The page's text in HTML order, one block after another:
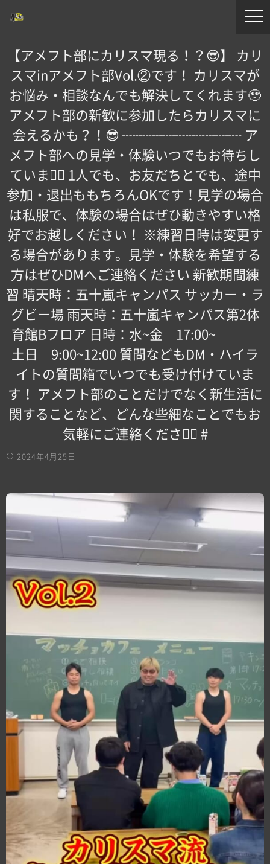
【アメフト部にカリスマ現る！？😎】 カリ
スマinアメフト部Vol.②です！ カリスマが
お悩み・相談なんでも解決してくれます🥹
アメフト部の新歓に参加したらカリスマに
会えるかも？！😎 ┈┈┈┈┈┈┈┈┈ ア
メフト部への見学・体験いつでもお待ちし
ています🏻 1人でも、お友だちとでも、途中
参加・退出ももちろんOKです！見学の場合
は私服で、体験の場合はぜひ動きやすい格
好でお越しください！ ※練習日時は変更す
る場合があります。見学・体験を希望する
方はぜひDMへご連絡ください 新歓期間練
習 晴天時：五十嵐キャンパス サッカー・ラ
グビー場 雨天時：五十嵐キャンパス第2体
育館Bフロア 日時：水~金 17:00~
土日 9:00~12:00 質問などもDM・ハイラ
イトの質問箱でいつでも受け付けていま
す！ アメフト部のことだけでなく新生活に
関することなど、どんな些細なことでもお
気軽にご連絡ください🏻 #
2024年4月25日